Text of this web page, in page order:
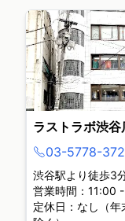
ラストラボ渋谷
03-5778-
渋谷駅より徒歩3
営業時間：11:00
定休日：なし（年